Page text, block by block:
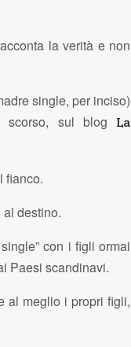
la verità e non
single, per inciso)
scorso, sul blog La
fianco.
destino.
con i figli ormai
Paesi scandinavi.
al meglio i propri figli,